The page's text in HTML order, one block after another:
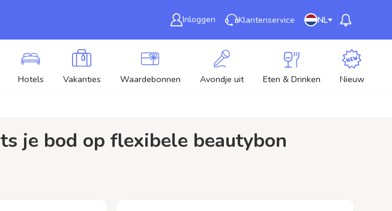
Inloggen Klantenservice NL
Hotels Vakanties Waardebonnen Avondje uit Eten & Drinken Nieuw